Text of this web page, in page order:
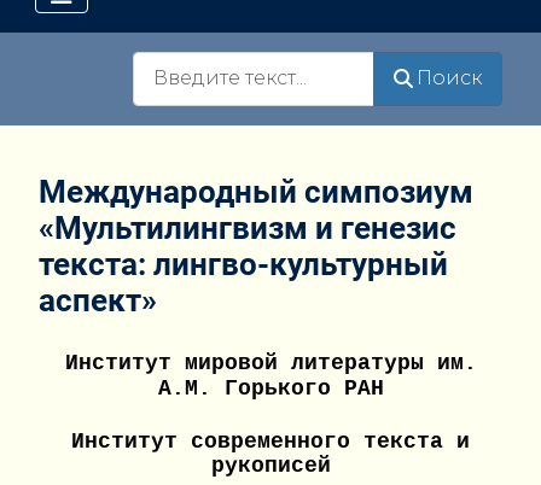
Поиск
Международный симпозиум
«Мультилингвизм и генезис
текста: лингво-культурный
аспект»
Институт мировой литературы им.
А.М. Горького РАН
Институт современного текста и
рукописей